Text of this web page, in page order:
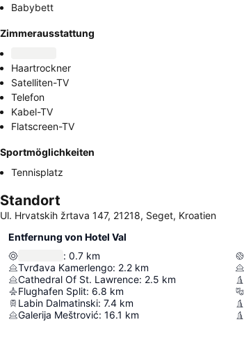
Babybett
Zimmerausstattung
Haartrockner
Satelliten-TV
Telefon
Kabel-TV
Flatscreen-TV
Sportmöglichkeiten
Tennisplatz
Standort
Ul. Hrvatskih žrtava 147, 21218, Seget, Kroatien
Entfernung von Hotel Val
: 0.7 km
Tvrđava Kamerlengo: 2.2 km
Cathedral Of St. Lawrence: 2.5 km
Flughafen Split: 6.8 km
Labin Dalmatinski: 7.4 km
Galerija Meštrović: 16.1 km